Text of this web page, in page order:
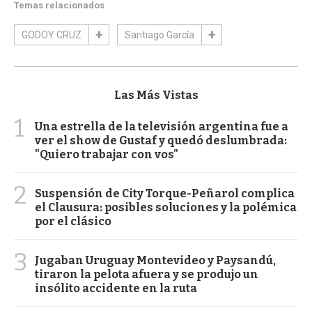
Temas relacionados
GODOY CRUZ Santiago García
Las Más Vistas
1
Una estrella de la televisión argentina fue a
ver el show de Gustaf y quedó deslumbrada:
"Quiero trabajar con vos"
2
Suspensión de City Torque-Peñarol complica
el Clausura: posibles soluciones y la polémica
por el clásico
3
Jugaban Uruguay Montevideo y Paysandú,
tiraron la pelota afuera y se produjo un
insólito accidente en la ruta